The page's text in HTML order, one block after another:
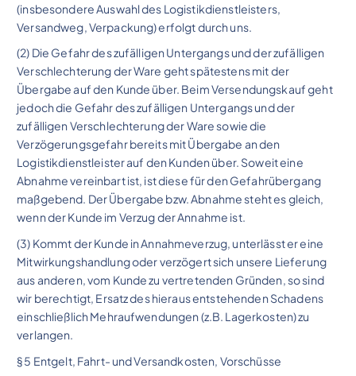
(insbesondere Auswahl des Logistikdienstleisters,
Versandweg, Verpackung) erfolgt durch uns.
(2) Die Gefahr des zufälligen Untergangs und der zufälligen
Verschlechterung der Ware geht spätestens mit der
Übergabe auf den Kunde über. Beim Versendungskauf geht
jedoch die Gefahr des zufälligen Untergangs und der
zufälligen Verschlechterung der Ware sowie die
Verzögerungsgefahr bereits mit Übergabe an den
Logistikdienstleister auf den Kunden über. Soweit eine
Abnahme vereinbart ist, ist diese für den Gefahrübergang
maßgebend. Der Übergabe bzw. Abnahme steht es gleich,
wenn der Kunde im Verzug der Annahme ist.
(3) Kommt der Kunde in Annahmeverzug, unterlässt er eine
Mitwirkungshandlung oder verzögert sich unsere Lieferung
aus anderen, vom Kunde zu vertretenden Gründen, so sind
wir berechtigt, Ersatz des hieraus entstehenden Schadens
einschließlich Mehraufwendungen (z.B. Lagerkosten) zu
verlangen.
§ 5 Entgelt, Fahrt- und Versandkosten, Vorschüsse